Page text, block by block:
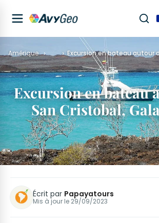
Amérique … Excursion en bateau autour
Excursion en bateau
San Cristobal,
Écrit par Papayatours
Mis à jour le 29/09/2023